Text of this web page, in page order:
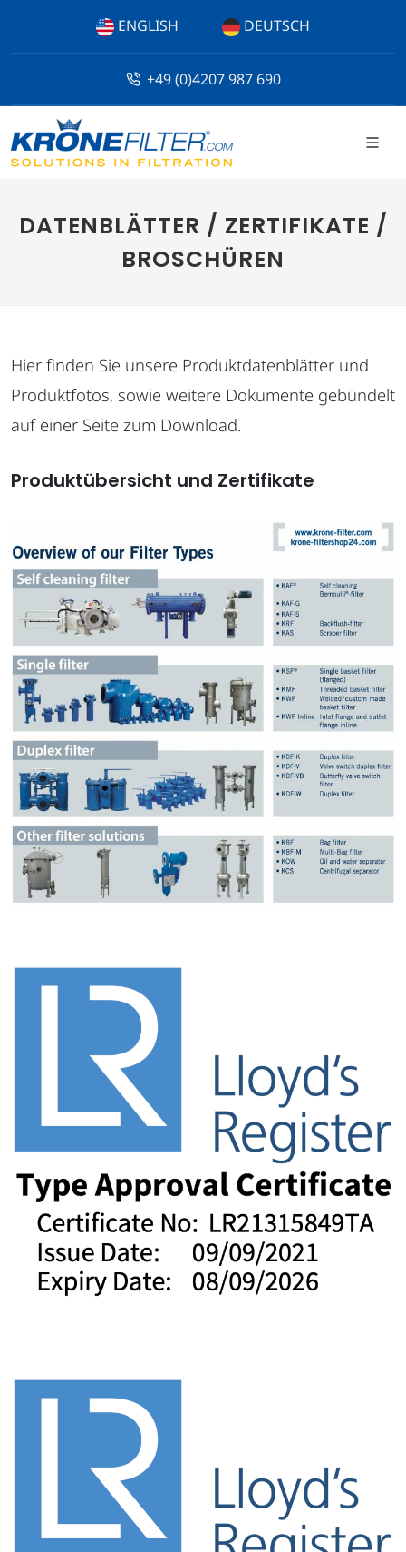
ENGLISH DEUTSCH
+49 (0)4207 987 690
DATENBLÄTTER / ZERTIFIKATE /
BROSCHÜREN
Hier finden Sie unsere Produktdatenblätter und
Produktfotos, sowie weitere Dokumente gebündelt
auf einer Seite zum Download.
Produktübersicht und Zertifikate